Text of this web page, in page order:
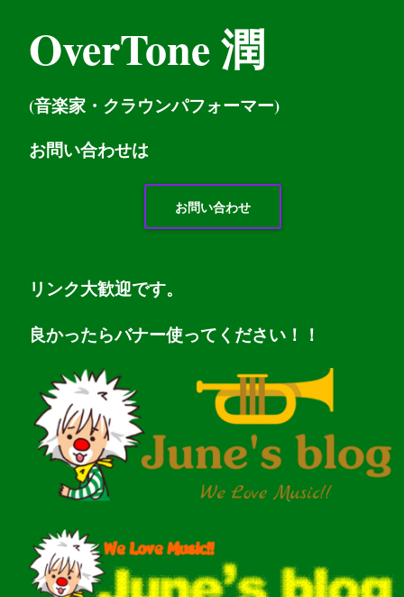
OverTone 潤
(音楽家・クラウンパフォーマー)
お問い合わせは
お問い合わせ
リンク大歓迎です。
良かったらバナー使ってください！！